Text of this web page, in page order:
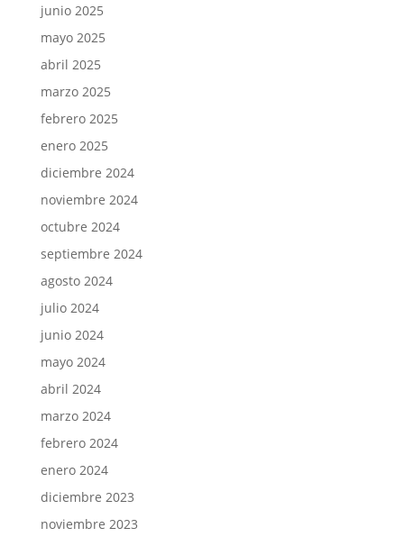
junio 2025
mayo 2025
abril 2025
marzo 2025
febrero 2025
enero 2025
diciembre 2024
noviembre 2024
octubre 2024
septiembre 2024
agosto 2024
julio 2024
junio 2024
mayo 2024
abril 2024
marzo 2024
febrero 2024
enero 2024
diciembre 2023
noviembre 2023